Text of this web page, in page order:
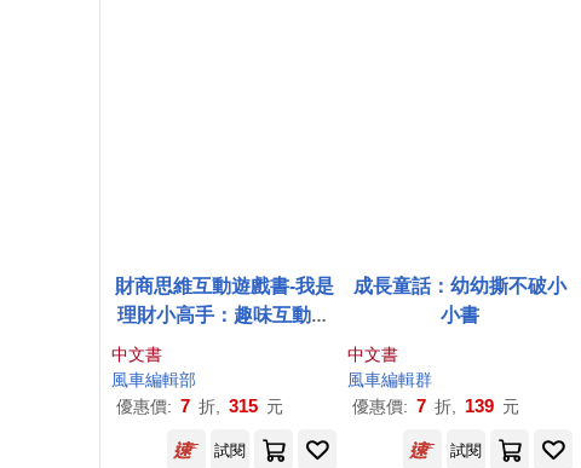
財商思維互動遊戲書-我是
理財小高手：趣味互動遊
戲設計，孩子一玩就學會
中文書
風車編輯部
優惠價: 7 折, 315 元
成長童話：幼幼撕不破小
小書
中文書
風車編輯群
優惠價: 7 折, 139 元
試閱 試閱